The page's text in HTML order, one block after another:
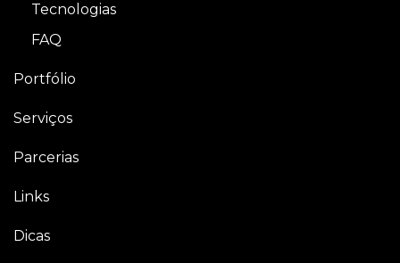
Tecnologias
FAQ
Portfólio
Serviços
Parcerias
Links
Dicas